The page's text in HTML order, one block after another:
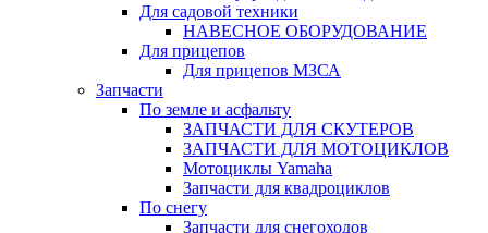
Для садовой техники
НАВЕСНОЕ ОБОРУДОВАНИЕ
Для прицепов
Для прицепов МЗСА
Запчасти
По земле и асфальту
ЗАПЧАСТИ ДЛЯ СКУТЕРОВ
ЗАПЧАСТИ ДЛЯ МОТОЦИКЛОВ
Мотоциклы Yamaha
Запчасти для квадроциклов
По снегу
Запчасти для снегоходов